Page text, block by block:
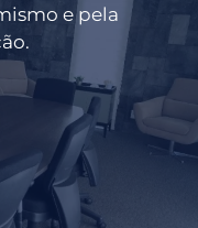
e pela